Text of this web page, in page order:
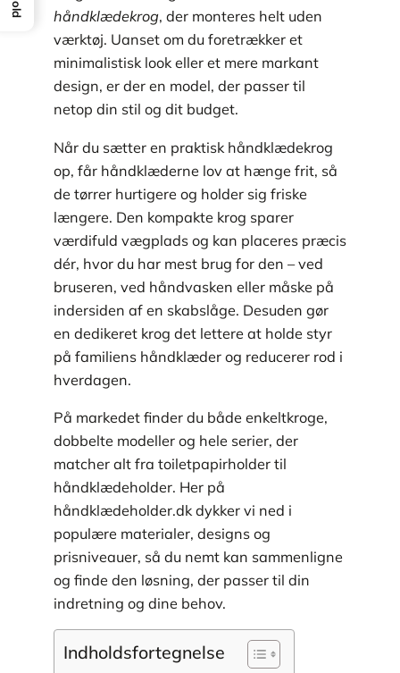
håndklædekrog, der monteres helt uden
værktøj. Uanset om du foretrækker et
minimalistisk look eller et mere markant
design, er der en model, der passer til
netop din stil og dit budget.
Når du sætter en praktisk håndklædekrog
op, får håndklæderne lov at hænge frit, så
de tørrer hurtigere og holder sig friske
længere. Den kompakte krog sparer
værdifuld vægplads og kan placeres præcis
dér, hvor du har mest brug for den – ved
bruseren, ved håndvasken eller måske på
indersiden af en skabslåge. Desuden gør
en dedikeret krog det lettere at holde styr
på familiens håndklæder og reducerer rod i
hverdagen.
På markedet finder du både enkeltkroge,
dobbelte modeller og hele serier, der
matcher alt fra toiletpapirholder til
håndklædeholder. Her på
håndklædeholder.dk dykker vi ned i
populære materialer, designs og
prisniveauer, så du nemt kan sammenligne
og finde den løsning, der passer til din
indretning og dine behov.
Indholdsfortegnelse